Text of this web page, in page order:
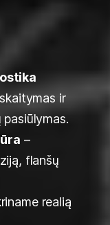
ir
–
flanšų
realią